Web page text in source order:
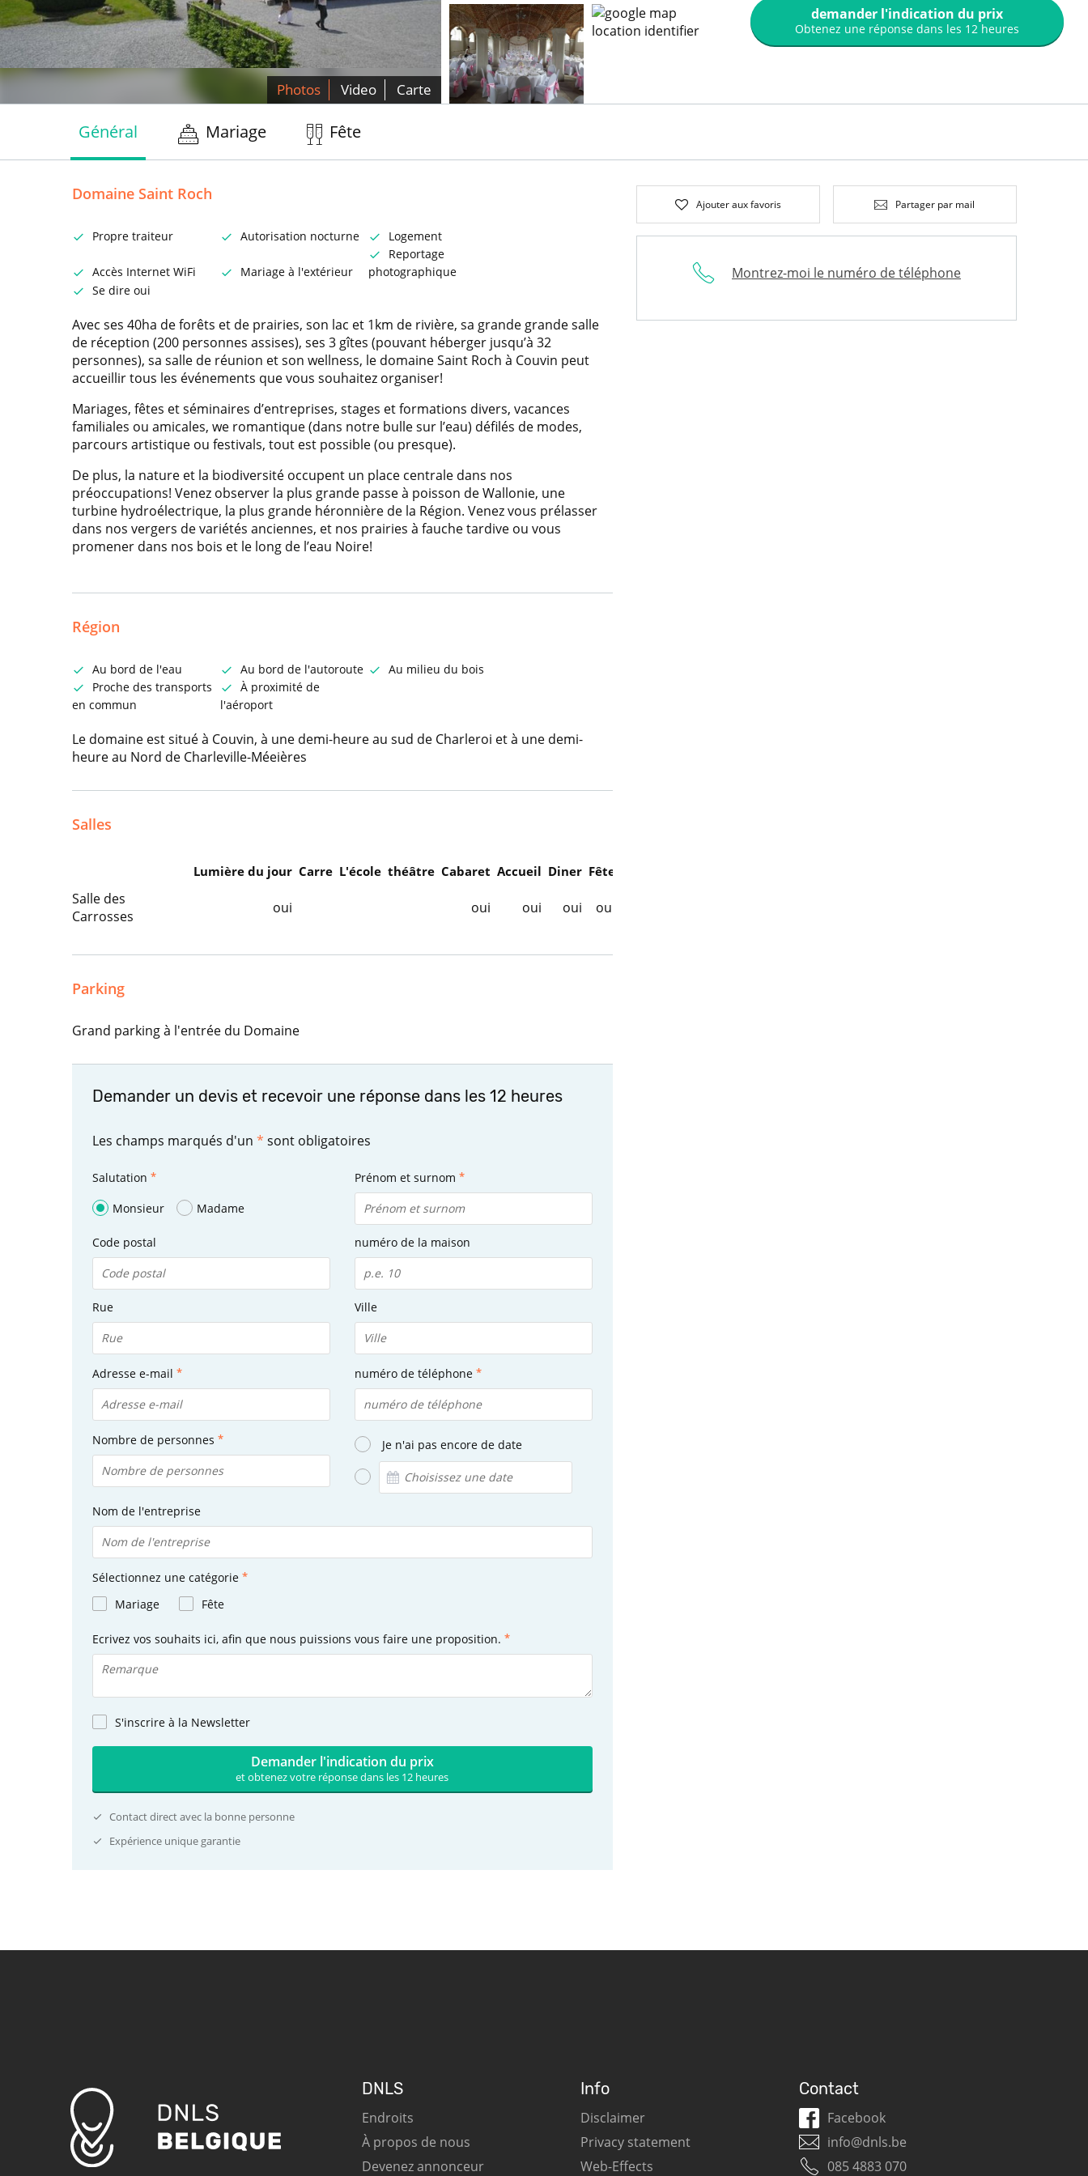
Photos Video Carte
demander l'indication du prix
Obtenez une réponse dans les 12 heures
Général Mariage Fête
Domaine Saint Roch
Propre traiteur Autorisation nocturne Logement
Accès Internet WiFi Mariage à l'extérieur
Reportage
photographique
Se dire oui
Avec ses 40ha de forêts et de prairies, son lac et 1km de rivière, sa grande grande salle
de réception (200 personnes assises), ses 3 gîtes (pouvant héberger jusqu’à 32
personnes), sa salle de réunion et son wellness, le domaine Saint Roch à Couvin peut
accueillir tous les événements que vous souhaitez organiser!
Mariages, fêtes et séminaires d’entreprises, stages et formations divers, vacances
familiales ou amicales, we romantique (dans notre bulle sur l’eau) défilés de modes,
parcours artistique ou festivals, tout est possible (ou presque).
De plus, la nature et la biodiversité occupent un place centrale dans nos
préoccupations! Venez observer la plus grande passe à poisson de Wallonie, une
turbine hydroélectrique, la plus grande héronnière de la Région. Venez vous prélasser
dans nos vergers de variétés anciennes, et nos prairies à fauche tardive ou vous
promener dans nos bois et le long de l’eau Noire!
Région
Au bord de l'eau Au bord de l'autoroute
Au milieu du bois
Proche des transports
en commun
À proximité de
l'aéroport
Le domaine est situé à Couvin, à une demi-heure au sud de Charleroi et à une demi-
heure au Nord de Charleville-Méeières
Salles
Lumière du jour Carre L'école théâtre Cabaret Accueil Diner Fête
Salle des
Carrosses
oui oui oui oui oui
Parking
Grand parking à l'entrée du Domaine
Demander un devis et recevoir une réponse dans les 12 heures
Les champs marqués d'un * sont obligatoires
Salutation
Monsieur
Madame
Prénom et surnom
Code postal numéro de la maison
Rue Ville
Adresse e-mail numéro de téléphone
Nombre de personnes Je n'ai pas encore de date
Nom de l'entreprise
Sélectionnez une catégorie
Mariage
Fête
Ecrivez vos souhaits ici, afin que nous puissions vous faire une proposition.
S'inscrire à la Newsletter
Demander l'indication du prix
et obtenez votre réponse dans les 12 heures
Contact direct avec la bonne personne
Expérience unique garantie
Ajouter aux favoris Partager par mail
Montrez-moi le numéro de téléphone
DNLS
Endroits
À propos de nous
Devenez annonceur
Info
Disclaimer
Privacy statement
Web-Effects
Contact
Facebook
info@dnls.be
085 4883 070